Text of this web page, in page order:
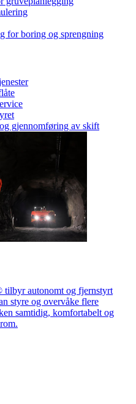
for boring og sprengning
gjennomføring av skift
autonomt og fjernstyrt
styre og overvåke flere
samtidig, komfortabelt og